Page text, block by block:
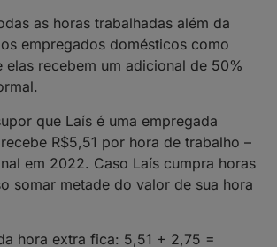
as horas trabalhadas além da
empregados domésticos como
elas recebem um adicional de 50%
que Laís é uma empregada
R$5,51 por hora de trabalho –
em 2022. Caso Laís cumpra horas
somar metade do valor de sua hora
hora extra fica: 5,51 + 2,75 =